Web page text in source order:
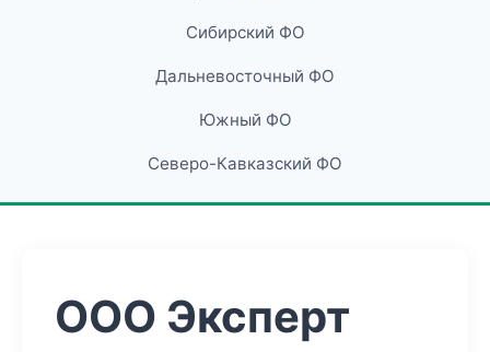
Сибирский ФО
Дальневосточный ФО
Южный ФО
Северо-Кавказский ФО
ООО Эксперт